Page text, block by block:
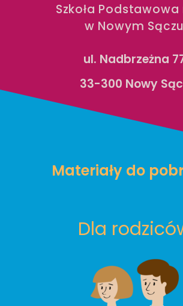
Szkoła Podstawowa
w Nowym Sączu
ul. Nadbrzeżna
33-300 Nowy
Materiały do
Dla